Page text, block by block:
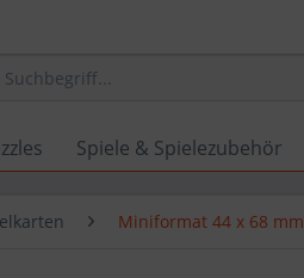
Spiele & Spielezubehör
Miniformat 44 x 68 mm